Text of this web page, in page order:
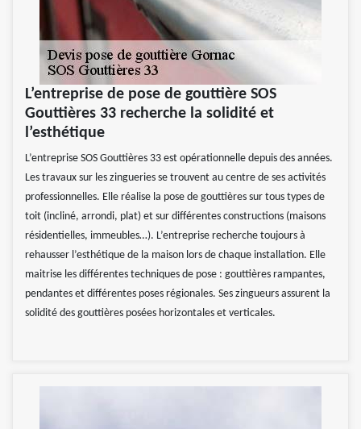
L’entreprise de pose de gouttière SOS
Gouttières 33 recherche la solidité et
l’esthétique
L’entreprise SOS Gouttières 33 est opérationnelle depuis des années.
Les travaux sur les zingueries se trouvent au centre de ses activités
professionnelles. Elle réalise la pose de gouttières sur tous types de
toit (incliné, arrondi, plat) et sur différentes constructions (maisons
résidentielles, immeubles…). L’entreprise recherche toujours à
rehausser l’esthétique de la maison lors de chaque installation. Elle
maitrise les différentes techniques de pose : gouttières rampantes,
pendantes et différentes poses régionales. Ses zingueurs assurent la
solidité des gouttières posées horizontales et verticales.